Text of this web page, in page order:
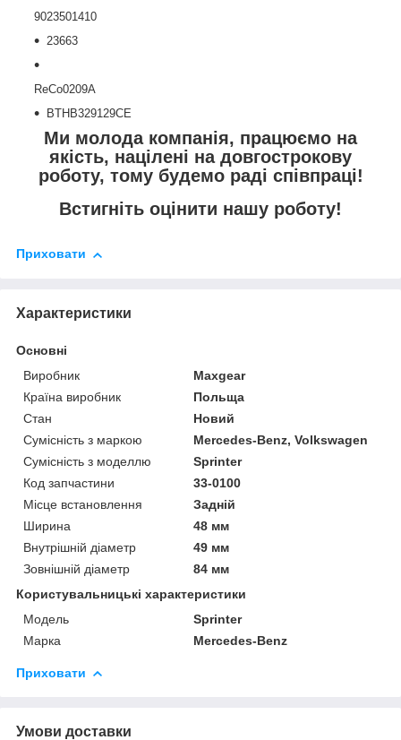
9023501410
23663
ReCo0209A
BTHB329129CE
Ми молода компанія, працюємо на
якість, націлені на довгострокову
роботу, тому будемо раді співпраці!
Встигніть оцінити нашу роботу!
Приховати
Характеристики
Основні
Виробник
Maxgear
Країна виробник
Польща
Стан
Новий
Сумісність з маркою
Mercedes-Benz, Volkswagen
Сумісність з моделлю
Sprinter
Код запчастини
33-0100
Місце встановлення
Задній
Ширина
48 мм
Внутрішній діаметр
49 мм
Зовнішній діаметр
84 мм
Користувальницькі характеристики
Модель
Sprinter
Марка
Mercedes-Benz
Приховати
Умови доставки